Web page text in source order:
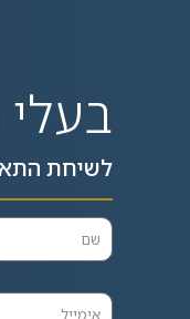
בעלי
לשיחת